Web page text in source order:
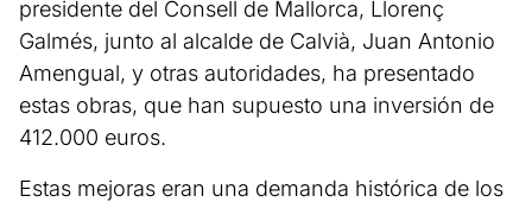
presidente del Consell de Mallorca, Llorenç
Galmés, junto al alcalde de Calvià, Juan Antonio
Amengual, y otras autoridades, ha presentado
estas obras, que han supuesto una inversión de
412.000 euros.
Estas mejoras eran una demanda histórica de los